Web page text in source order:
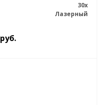
30x
Лазерный
руб.